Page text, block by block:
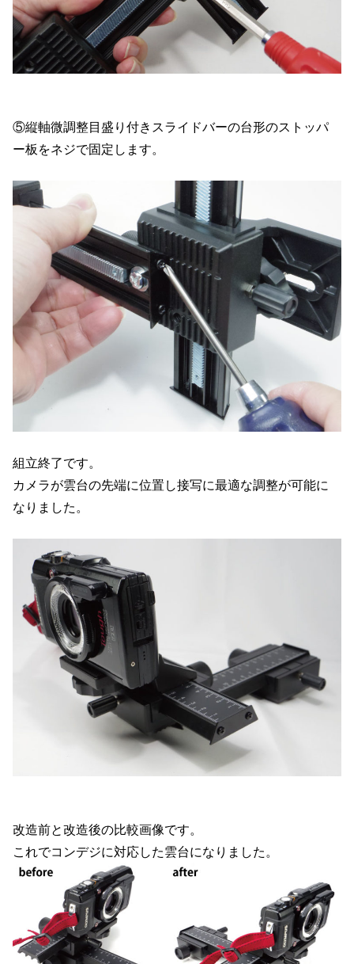
⑤縦軸微調整目盛り付きスライドバーの台形のストッパ
ー板をネジで固定します。
組立終了です。
カメラが雲台の先端に位置し接写に最適な調整が可能に
なりました。
改造前と改造後の比較画像です。
これでコンデジに対応した雲台になりました。